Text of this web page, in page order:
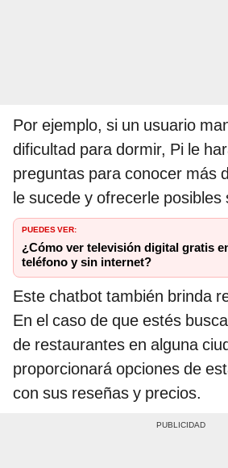
Por ejemplo, si un usuario
dificultad para dormir, Pi le
preguntas para conocer más
le sucede y ofrecerle posibles
PUEDES VER:
¿Cómo ver televisión digital gratis
teléfono y sin internet?
Este chatbot también brinda
En el caso de que estés
de restaurantes en alguna
proporcionará opciones de
con sus reseñas y precios.